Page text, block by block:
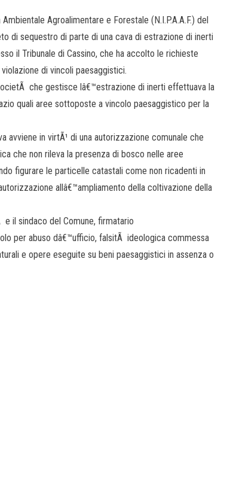
Agroalimentare e Forestale (N.I.P.A.A.F.) del
di sequestro di parte di una cava di estrazione di inerti
il Tribunale di Cassino, che ha accolto le richieste
di vincoli paesaggistici.
che gestisce lâ€™estrazione di inerti effettuava la
quali aree sottoposte a vincolo paesaggistico per la
in virtÃ¹ di una autorizzazione comunale che
che non rileva la presenza di bosco nelle aree
figurare le particelle catastali come non ricadenti in
allâ€™ampliamento della coltivazione della
il sindaco del Comune, firmatario
per abuso dâ€™ufficio, falsitÃ ideologica commessa
e opere eseguite su beni paesaggistici in assenza o